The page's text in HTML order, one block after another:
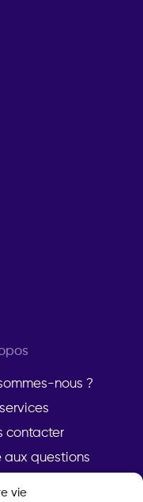
vie
nous ?
contacter
aux questions